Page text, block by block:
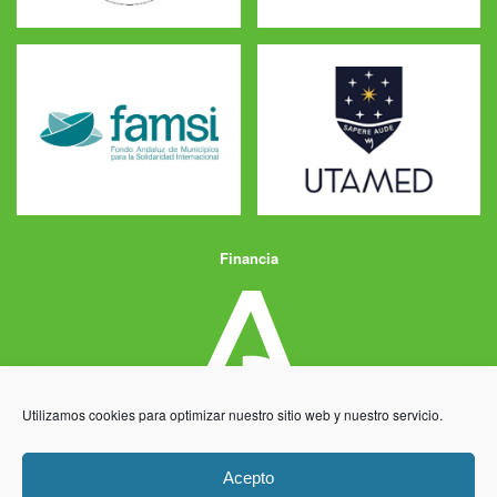
Utilizamos cookies para optimizar nuestro sitio web y nuestro servicio.
Acepto
Financia